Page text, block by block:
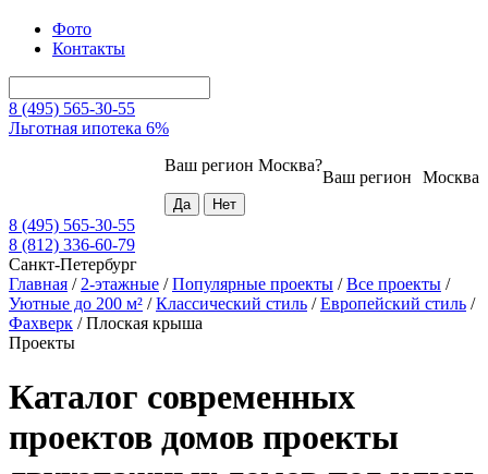
Фото
Контакты
8 (495) 565-30-55
Льготная ипотека 6%
Москва
Ваш регион
Ваш регион Москва?
8 (495) 565-30-55
8 (812) 336-60-79
Санкт-Петербург
Главная / 2-этажные /Популярные проекты /Все проекты /
Уютные до 200 м² /Классический стиль /Европейский стиль /
Фахверк /Плоская крыша
Проекты
Каталог современных
проектов домов проекты